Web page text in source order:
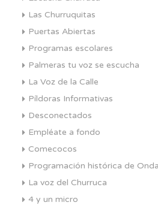
Las Churruquitas
Puertas Abiertas
Programas escolares
Palmeras tu voz se escucha
La Voz de la Calle
Píldoras Informativas
Desconectados
Empléate a fondo
Comecocos
Programación histórica de
La voz del Churruca
4 y un micro